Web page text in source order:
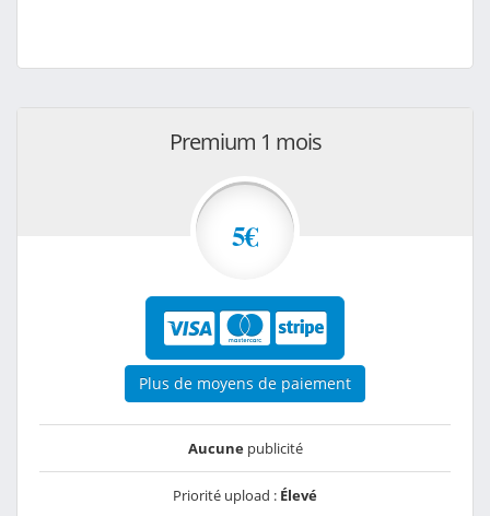
Premium 1 mois
5€
Plus de moyens de paiement
Aucunepublicité
Priorité upload : Élevé